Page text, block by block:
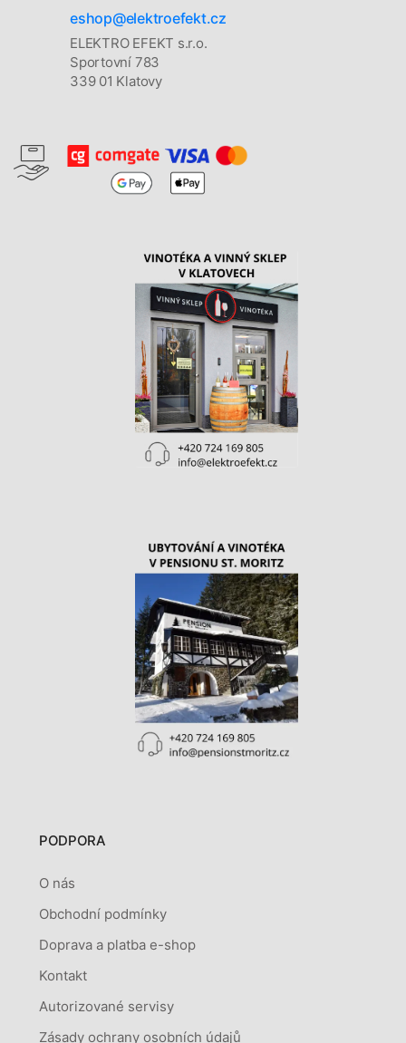
eshop@elektroefekt.cz
ELEKTRO EFEKT s.r.o.
Sportovní 783
339 01 Klatovy
PODPORA
O nás
Obchodní podmínky
Doprava a platba e-shop
Kontakt
Autorizované servisy
Zásady ochrany osobních údajů